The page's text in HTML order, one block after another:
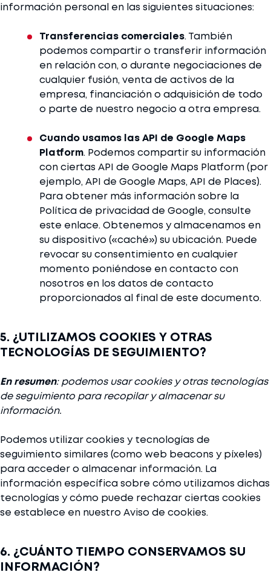
información personal en las siguientes situaciones:
Transferencias comerciales. También
podemos compartir o transferir información
en relación con, o durante negociaciones de
cualquier fusión, venta de activos de la
empresa, financiación o adquisición de todo
o parte de nuestro negocio a otra empresa.
Cuando usamos las API de Google Maps
Platform. Podemos compartir su información
con ciertas API de Google Maps Platform (por
ejemplo, API de Google Maps, API de Places).
Para obtener más información sobre la
Política de privacidad de Google, consulte
este enlace. Obtenemos y almacenamos en
su dispositivo («caché») su ubicación. Puede
revocar su consentimiento en cualquier
momento poniéndose en contacto con
nosotros en los datos de contacto
proporcionados al final de este documento.
5. ¿UTILIZAMOS COOKIES Y OTRAS
TECNOLOGÍAS DE SEGUIMIENTO?
En resumen: podemos usar cookies y otras tecnologías
de seguimiento para recopilar y almacenar su
información.
Podemos utilizar cookies y tecnologías de
seguimiento similares (como web beacons y píxeles)
para acceder o almacenar información. La
información específica sobre cómo utilizamos dichas
tecnologías y cómo puede rechazar ciertas cookies
se establece en nuestro Aviso de cookies.
6. ¿CUÁNTO TIEMPO CONSERVAMOS SU
INFORMACIÓN?